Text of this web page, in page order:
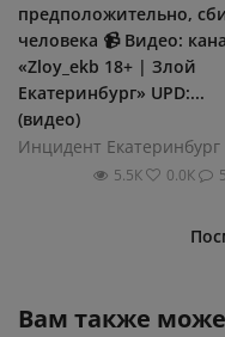
предположительно,
человека 📹 Видео:
«Zloy_ekb 18+ | Злой
Екатеринбург» UPD:...
(видео)
Инцидент Екатеринбург
5.5К 0.0К 5
Вам также